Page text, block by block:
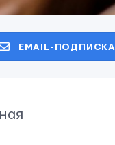
EMAIL-ПОДПИСКА